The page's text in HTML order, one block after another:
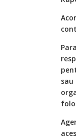
sau